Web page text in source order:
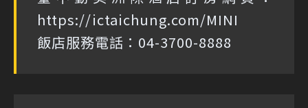
https://ictaichung.com/MINI
飯店服務電話：04-3700-8888